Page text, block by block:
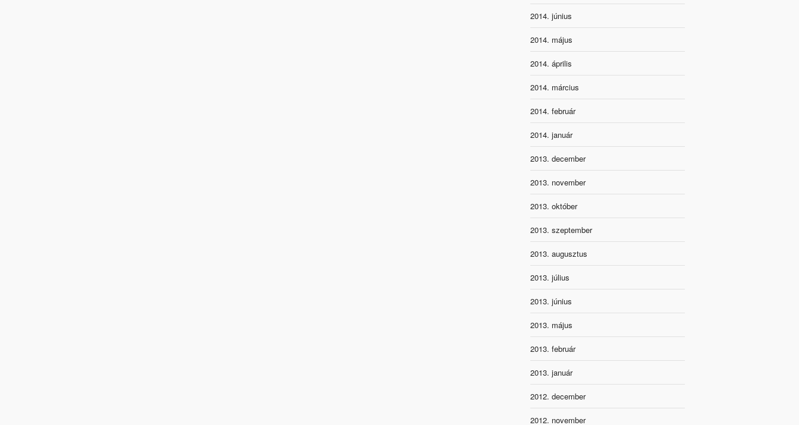
2014. június
2014. május
2014. április
2014. március
2014. február
2014. január
2013. december
2013. november
2013. október
2013. szeptember
2013. augusztus
2013. július
2013. június
2013. május
2013. február
2013. január
2012. december
2012. november